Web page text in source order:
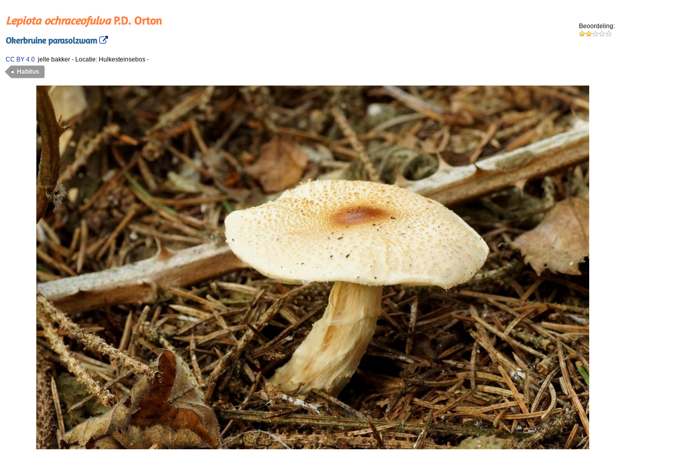
Lepiota ochraceofulvaP.D. Orton
Okerbruine parasolzwam
Beoordeling:
CC BY 4.0 jelle bakker - Locatie: Hulkesteinsebos -
Habitus